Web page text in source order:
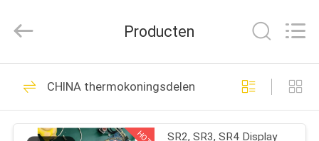
THUIS
PRODUCTEN
LIMITED.
Reserved.
Thermokoning
Refrigeration Units
113
Producten
CHINA thermokoningsdelen
SR2, SR3, SR4 Display